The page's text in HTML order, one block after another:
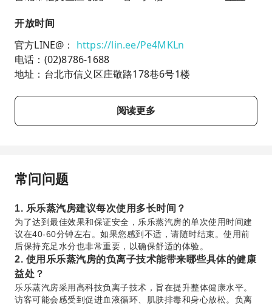
开放时间
官方LINE@： https://lin.ee/Pe4MKLn
电话：(02)8786-1688
地址：台北市信义区庄敬路178巷6号1楼
阅读更多
常问问题
1. 乐乐蒸汽房建议每次使用多长时间？
为了达到最佳效果和保证安全，乐乐蒸汽房的单次使用时间建
议在40-60分钟左右。如果您感到不适，请随时结束。使用前
后保持充足水分也非常重要，以确保舒适的体验。
2. 使用乐乐蒸汽房的负离子技术能带来哪些具体的健康
益处？
乐乐蒸汽房采用高科技负离子技术，旨在提升整体健康水平。
访客可能会感受到促进血液循环、肌肤排毒和身心放松。负离